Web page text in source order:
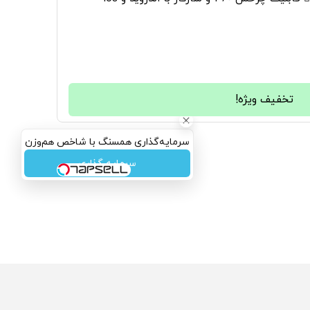
سرمایه‌گذاری همسنگ با شاخص هم‌وزن
سرمایه گذاری
تخفیف ویژه!